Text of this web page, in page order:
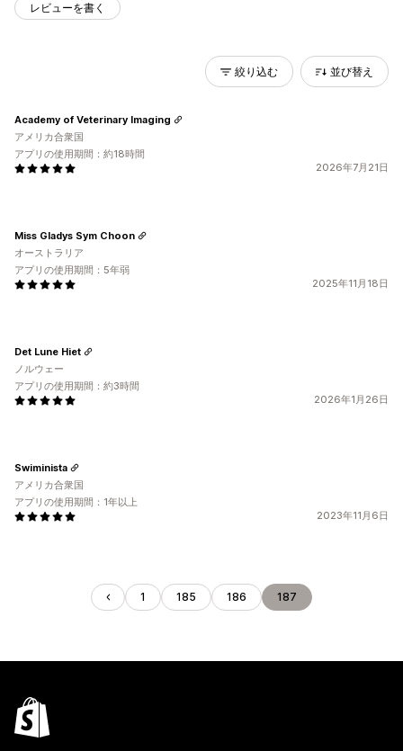
レビューを書く
絞り込む 並び替え
2026年7月21日
Academy of Veterinary Imaging
アメリカ合衆国
アプリの使用期間：約18時間
2025年11月18日
Miss Gladys Sym Choon
オーストラリア
アプリの使用期間：5年弱
2026年1月26日
Det Lune Hiet
ノルウェー
アプリの使用期間：約3時間
2023年11月6日
Swiminista
アメリカ合衆国
アプリの使用期間：1年以上
1 185 186 187